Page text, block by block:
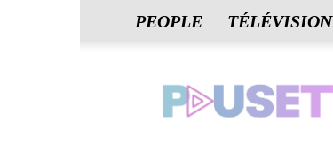
PEOPLE TÉLÉVISION